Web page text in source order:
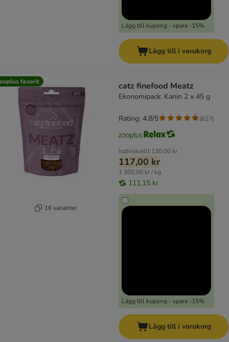
Lägg till kupong - spara -15%
Lägg till i varukorg
favorit
16 varianter
catz finefood Meatz
Ekonomipack: Kanin 2 x 45 g
Individuellt 130,00 kr
117,00 kr
1 300,00 kr / kg
111,15 kr
Lägg till kupong - spara -15%
Rating: 4.8/5 (627)
Lägg till i varukorg